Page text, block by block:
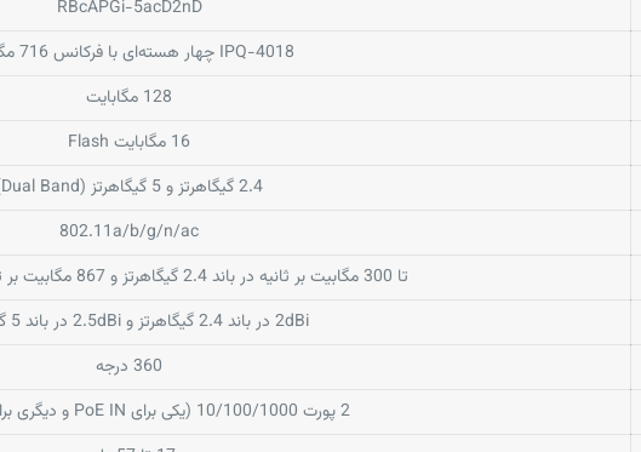
RBcAPGi-5acD2nD
IPQ-4018 چهار هسته‌ای با فرکانس 716 مگاهرتز
128 مگابایت
16 مگابایت Flash
2.4 گیگاهرتز و 5 گیگاهرتز (Dual Band)
802.11a/b/g/n/ac
تا 300 مگابیت بر ثانیه در باند 2.4 گیگاهرتز و 867 مگابیت بر ثانیه در باند 5 گیگاهرتز
2dBi در باند 2.4 گیگاهرتز و 2.5dBi در باند 5 گیگاهرتز
360 درجه
2 پورت 10/100/1000 (یکی برای PoE IN و دیگری برای PoE OUT)